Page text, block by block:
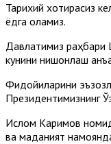
Тарихий хотирасиз
ёдга оламиз.
Давлатимиз раҳбари
кунини нишонлаш
Фидойиларини
Президентимизнинг
Ислом Каримов
ва маданият